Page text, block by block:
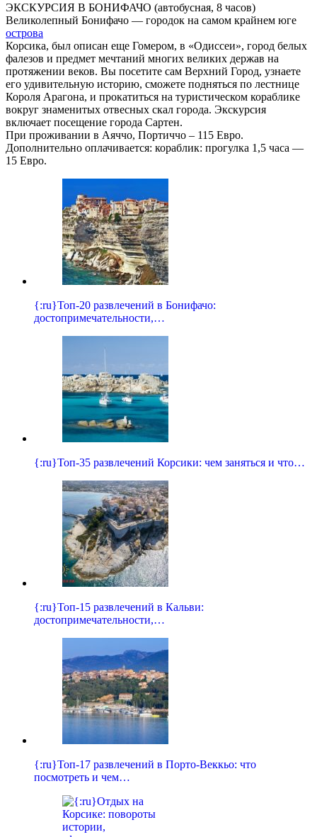
ЭКСКУРСИЯ В БОНИФАЧО (автобусная, 8 часов)
Великолепный Бонифачо — городок на самом крайнем юге
острова
Корсика, был описан еще Гомером, в «Одиссеи», город белых
фалезов и предмет мечтаний многих великих держав на
протяжении веков. Вы посетите сам Верхний Город, узнаете
его удивительную историю, сможете подняться по лестнице
Короля Арагона, и прокатиться на туристическом кораблике
вокруг знаменитых отвесных скал города. Экскурсия
включает посещение города Сартен.
При проживании в Аяччо, Портиччо – 115 Евро.
Дополнительно оплачивается: кораблик: прогулка 1,5 часа —
15 Евро.
{:ru}Топ-20 развлечений в Бонифачо:
достопримечательности,…
{:ru}Топ-35 развлечений Корсики: чем заняться и что…
{:ru}Топ-15 развлечений в Кальви:
достопримечательности,…
{:ru}Топ-17 развлечений в Порто-Веккьо: что
посмотреть и чем…